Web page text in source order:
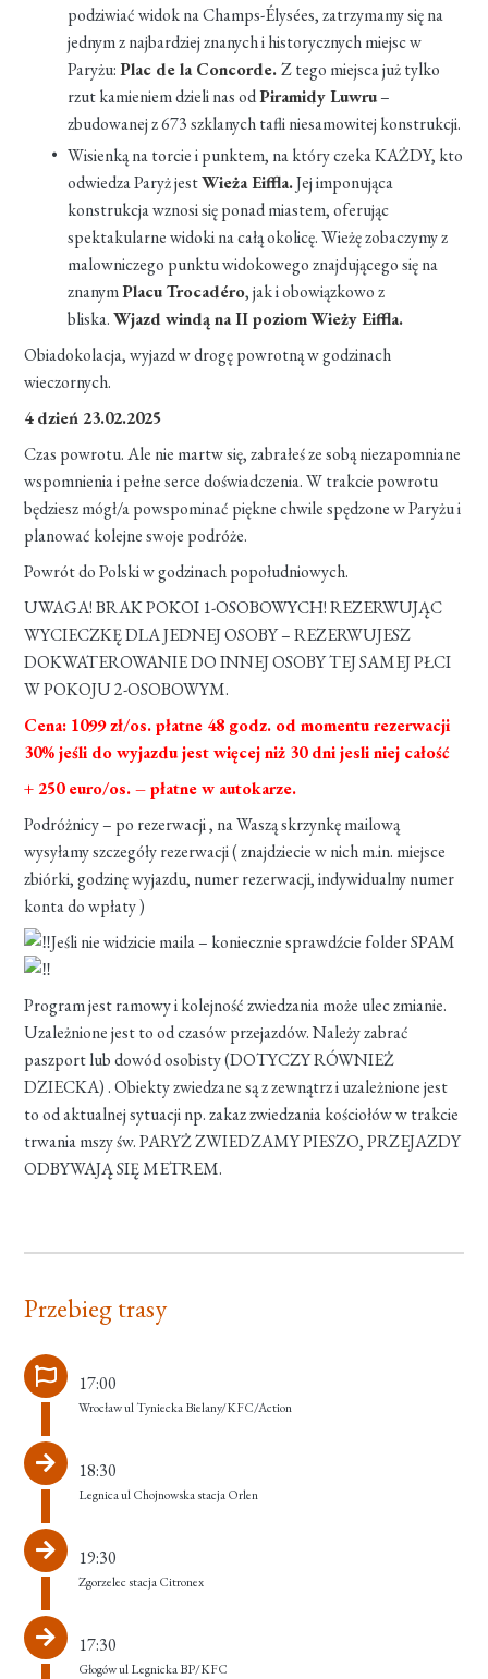
podziwiać widok na Champs-Élysées, zatrzymamy się na
jednym z najbardziej znanych i historycznych miejsc w
Paryżu:Plac de la Concorde.Z tego miejsca już tylko
rzut kamieniem dzieli nas odPiramidy Luwru–
zbudowanej z 673 szklanych tafli niesamowitej konstrukcji.
Wisienką na torcie i punktem, na który czeka KAŻDY, kto
odwiedza Paryż jestWieża Eiffla.Jej imponująca
konstrukcja wznosi się ponad miastem, oferując
spektakularne widoki na całą okolicę. Wieżę zobaczymy z
malowniczego punktu widokowego znajdującego się na
znanymPlacu Trocadéro, jak i obowiązkowo z
bliska.Wjazd windą na II poziomWieży Eiffla.
Obiadokolacja, wyjazd w drogę powrotną w godzinach
wieczornych.
4 dzień 23.02.2025
Czas powrotu. Ale nie martw się, zabrałeś ze sobą niezapomniane
wspomnienia i pełne serce doświadczenia. W trakcie powrotu
będziesz mógł/a powspominać piękne chwile spędzone w Paryżu i
planować kolejne swoje podróże.
Powrót do Polski w godzinach popołudniowych.
UWAGA! BRAK POKOI 1-OSOBOWYCH! REZERWUJĄC
WYCIECZKĘ DLA JEDNEJ OSOBY – REZERWUJESZ
DOKWATEROWANIE DO INNEJ OSOBY TEJ SAMEJ PŁCI
W POKOJU 2-OSOBOWYM.
Cena: 1099 zł/os. płatne 48 godz. od momentu rezerwacji
30% jeśli do wyjazdu jest więcej niż 30 dni jesli niej całość
+ 250 euro/os. – płatne w autokarze.
Podróżnicy – po rezerwacji , na Waszą skrzynkę mailową
wysyłamy szczegóły rezerwacji ( znajdziecie w nich m.in. miejsce
zbiórki, godzinę wyjazdu, numer rezerwacji, indywidualny numer
konta do wpłaty )
Jeśli nie widzicie maila – koniecznie sprawdźcie folder SPAM
Program jest ramowy i kolejność zwiedzania może ulec zmianie.
Uzależnione jest to od czasów przejazdów. Należy zabrać
paszport lub dowód osobisty (DOTYCZY RÓWNIEŻ
DZIECKA) . Obiekty zwiedzane są z zewnątrz i uzależnione jest
to od aktualnej sytuacji np. zakaz zwiedzania kościołów w trakcie
trwania mszy św. PARYŻ ZWIEDZAMY PIESZO, PRZEJAZDY
ODBYWAJĄ SIĘ METREM.
Przebieg trasy
17:00
Wrocław ul Tyniecka Bielany/KFC/Action
18:30
Legnica ul Chojnowska stacja Orlen
19:30
Zgorzelec stacja Citronex
17:30
Głogów ul Legnicka BP/KFC